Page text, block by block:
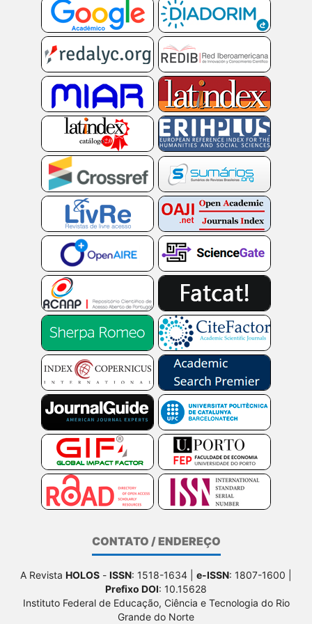
CONTATO / ENDEREÇO
A Revista HOLOS - ISSN: 1518-1634 | e-ISSN: 1807-1600 |
Prefixo DOI: 10.15628
Instituto Federal de Educação, Ciência e Tecnologia do Rio
Grande do Norte